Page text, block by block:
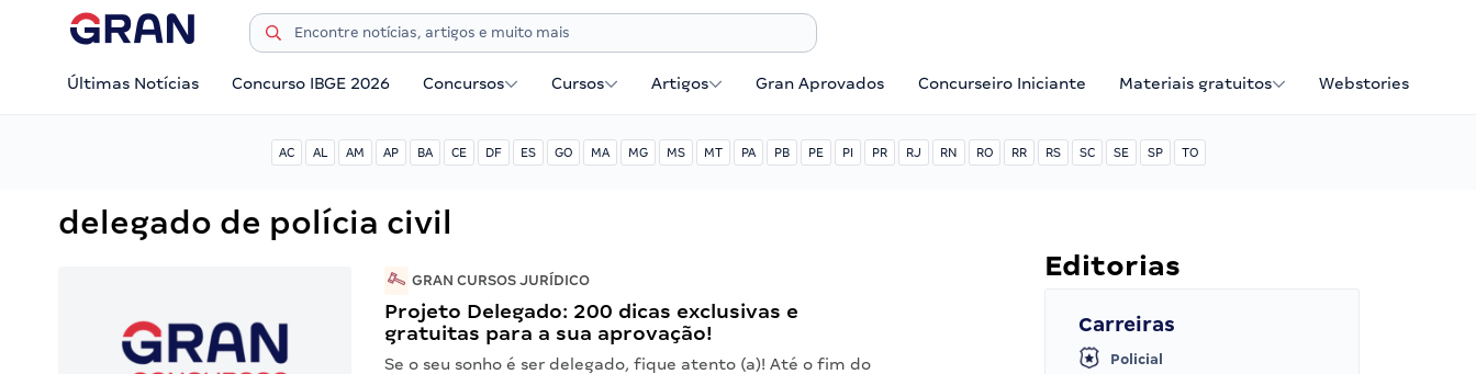
Últimas Notícias Concurso IBGE 2026 Concursos Cursos Artigos Gran Aprovados Concurseiro Iniciante Materiais gratuitos Webstories
AC AL AM AP BA CE DF ES GO MA MG MS MT PA PB PE PI PR RJ RN RO RR RS SC SE SP TO
delegado de polícia civil
GRAN CURSOS JURÍDICO
Projeto Delegado: 200 dicas exclusivas e
gratuitas para a sua aprovação!
Se o seu sonho é ser delegado, fique atento (a)! Até o fim do
Editorias
Carreiras
Policial